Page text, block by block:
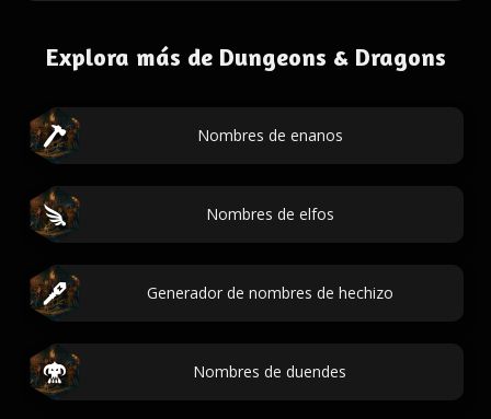
Explora más de Dungeons & Dragons
Nombres de enanos
Nombres de elfos
Generador de nombres de hechizo
Nombres de duendes